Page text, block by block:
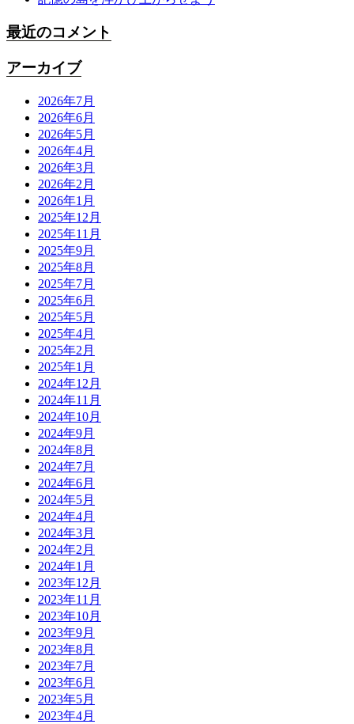
最近のコメント
アーカイブ
2026年7月
2026年6月
2026年5月
2026年4月
2026年3月
2026年2月
2026年1月
2025年12月
2025年11月
2025年9月
2025年8月
2025年7月
2025年6月
2025年5月
2025年4月
2025年2月
2025年1月
2024年12月
2024年11月
2024年10月
2024年9月
2024年8月
2024年7月
2024年6月
2024年5月
2024年4月
2024年3月
2024年2月
2024年1月
2023年12月
2023年11月
2023年10月
2023年9月
2023年8月
2023年7月
2023年6月
2023年5月
2023年4月